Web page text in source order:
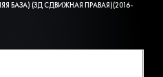
БАЗА) (ЗД СДВИЖНАЯ ПРАВАЯ)(2016-